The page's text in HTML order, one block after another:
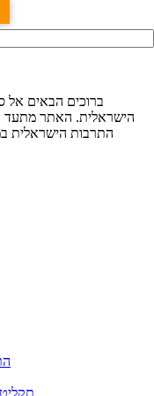
ברוכים הבאים אל
הישראלית. האתר מתעד
התרבות הישראלית